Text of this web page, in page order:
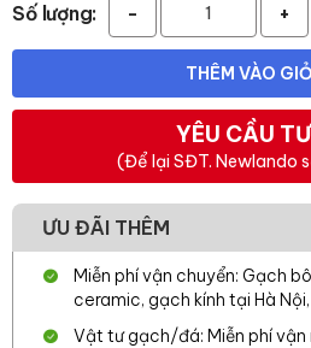
Số lượng: - +
THÊM VÀO GIỎ
YÊU CẦU
(Để lại SĐT. Newlando
ƯU ĐÃI THÊM
Miễn phí vận chuyển: Gạch
ceramic, gạch kính tại Hà Nội,
Vật tư gạch/đá: Miễn phí vận